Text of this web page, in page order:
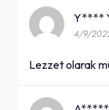
Y****
4/9/
Lezzet olarak